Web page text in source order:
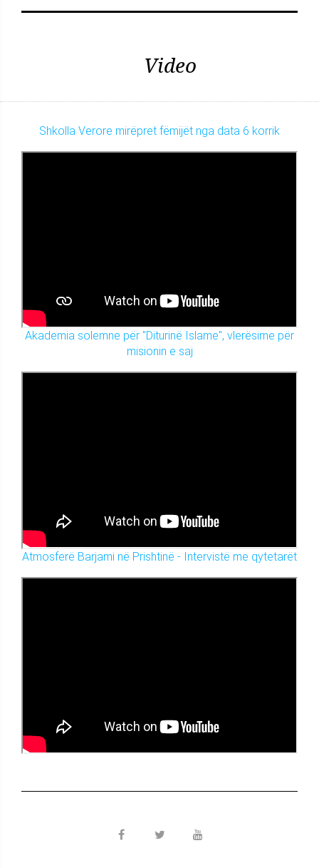
Video
Shkolla Verore mirëpret fëmijët nga data 6 korrik
Akademia solemne për "Diturinë Islame", vlerësime për
misionin e saj
Atmosferë Barjami në Prishtinë - Intervistë me qytetarët